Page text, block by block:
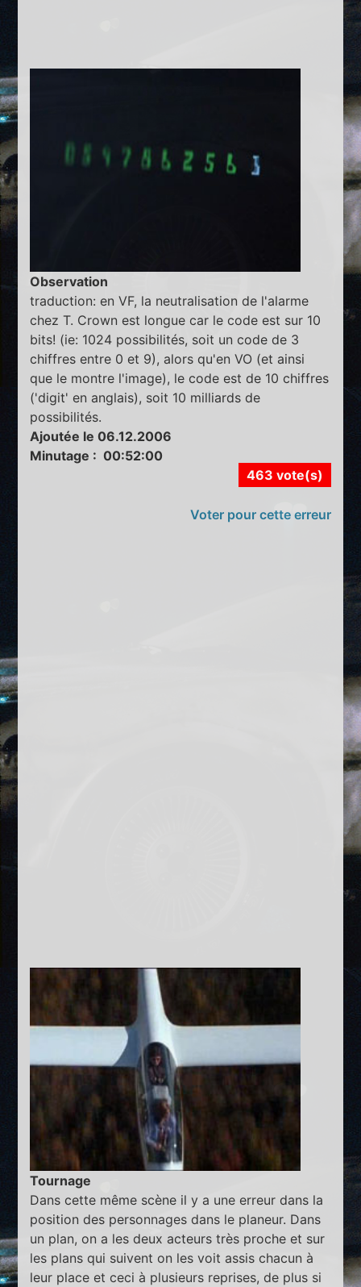
Observation
traduction: en VF, la neutralisation de l'alarme
chez T. Crown est longue car le code est sur 10
bits! (ie: 1024 possibilités, soit un code de 3
chiffres entre 0 et 9), alors qu'en VO (et ainsi
que le montre l'image), le code est de 10 chiffres
('digit' en anglais), soit 10 milliards de
possibilités.
Ajoutée le 06.12.2006
Minutage : 00:52:00
463 vote(s)
Voter pour cette erreur
Tournage
Dans cette même scène il y a une erreur dans la
position des personnages dans le planeur. Dans
un plan, on a les deux acteurs très proche et sur
les plans qui suivent on les voit assis chacun à
leur place et ceci à plusieurs reprises, de plus si